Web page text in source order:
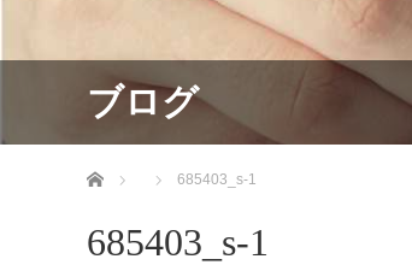
ブログ
ホーム 685403_s-1
685403_s-1